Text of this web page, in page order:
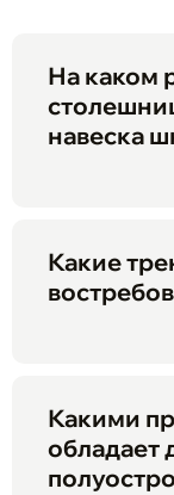
На каком
навеска
Какие
Какими
обладает